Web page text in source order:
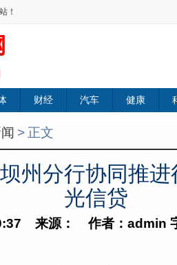
！
财经 汽车 健康
> 正文
州分行协同推
光信贷
来源： 作者：admin